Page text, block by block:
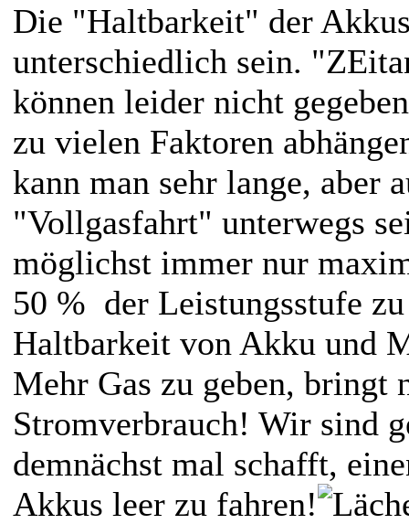
Die "Haltbarkeit" der
unterschiedlich sein.
können leider nicht
zu vielen Faktoren
kann man sehr lange, aber
"Vollgasfahrt" unterwegs
möglichst immer nur
50 % der Leistungsstufe
Haltbarkeit von Akku und
Mehr Gas zu geben, bringt
Stromverbrauch! Wir sind
demnächst mal schafft,
Akkus leer zu fahren!